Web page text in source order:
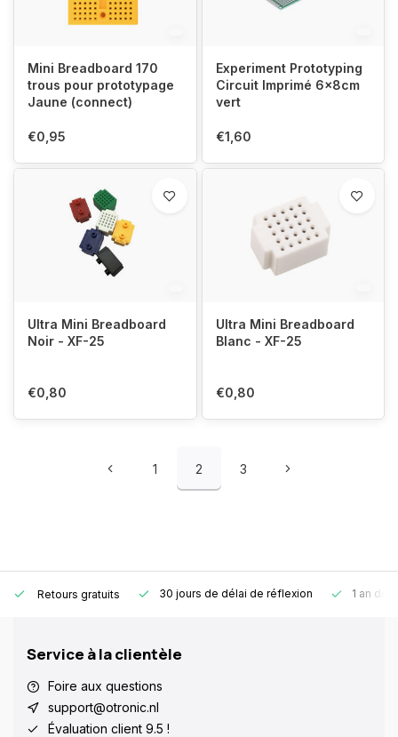
Mini Breadboard 170
trous pour prototypage
Jaune (connect)
€0,95
Experiment Prototyping
Circuit Imprimé 6x8cm
vert
€1,60
Ultra Mini Breadboard
Noir - XF-25
€0,80
Ultra Mini Breadboard
Blanc - XF-25
€0,80
1 2 3
Retours gratuits 30 jours de délai de réflexion 1 an de
Service à la clientèle
Foire aux questions
support@otronic.nl
Évaluation client 9.5 !